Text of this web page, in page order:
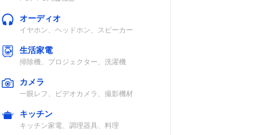
食洗機対応
オーディオ
イヤホン、ヘッドホン、スピーカー
生活家電
掃除機、プロジェクター、洗濯機
カメラ
一眼レフ、ビデオカメラ、撮影機材
キッチン
キッチン家電、調理器具、料理